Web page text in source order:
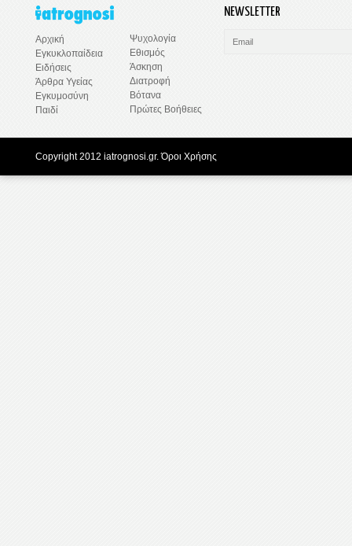
Αρχική
Εγκυκλοπαίδεια
Ειδήσεις
Άρθρα Υγείας
Εγκυμοσύνη
Παιδί
Ψυχολογία
Εθισμός
Άσκηση
Διατροφή
Βότανα
Πρώτες Βοήθειες
NEWSLETTER
Copyright 2012 iatrognosi.gr.Όροι Χρήσης